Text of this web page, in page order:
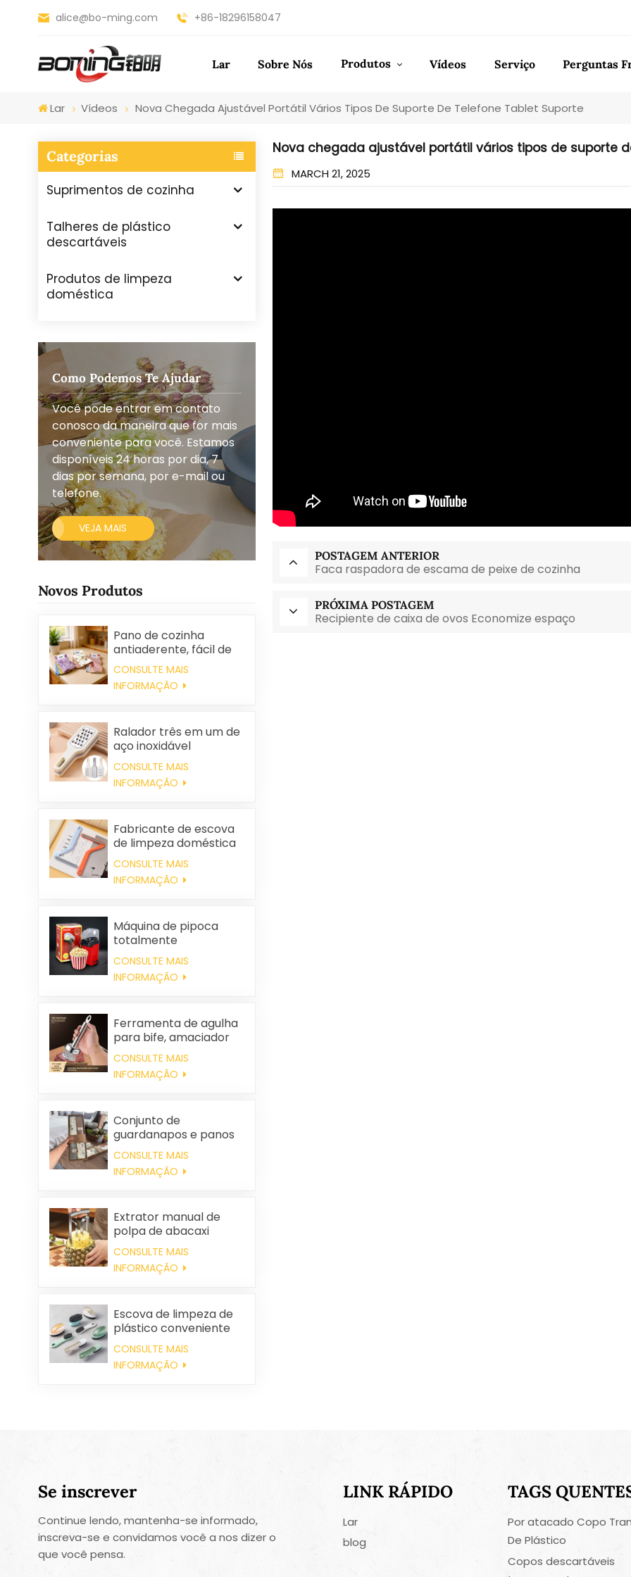
alice@bo-ming.com +86-18296158047
Lar Sobre Nós Produtos Vídeos Serviço Perguntas
Lar Vídeos Nova Chegada Ajustável Portátil Vários Tipos De Suporte De Telefone Tablet Suporte
Categorias
Suprimentos de cozinha
Talheres de plástico
descartáveis
Produtos de limpeza
doméstica
Como Podemos Te Ajudar
Você pode entrar em contato
conosco da maneira que for mais
conveniente para você. Estamos
disponíveis 24 horas por dia, 7
dias por semana, por e-mail ou
telefone.
VEJA MAIS
Novos Produtos
Pano de cozinha
antiaderente, fácil de
limpar, grosso,
estampado, quadrado,
em tecido de coral
CONSULTE MAIS
INFORMAÇÃO
Ralador três em um de
aço inoxidável
CONSULTE MAIS
INFORMAÇÃO
Fabricante de escova
de limpeza doméstica
de plástico para
roupas, removedora de
pelos estáticos
CONSULTE MAIS
INFORMAÇÃO
Máquina de pipoca
totalmente
automática, portátil e
para uso doméstico.
CONSULTE MAIS
INFORMAÇÃO
Ferramenta de agulha
para bife, amaciador
de carne
CONSULTE MAIS
INFORMAÇÃO
Conjunto de
guardanapos e panos
de limpeza quadrados
de algodão
personalizados para
CONSULTE MAIS
INFORMAÇÃO
Extrator manual de
polpa de abacaxi
CONSULTE MAIS
INFORMAÇÃO
Escova de limpeza de
plástico conveniente
por atacado
CONSULTE MAIS
INFORMAÇÃO
Nova chegada ajustável portátil vários tipos de suporte
MARCH 21, 2025
POSTAGEM ANTERIOR
Faca raspadora de escama de peixe de cozinha
PRÓXIMA POSTAGEM
Recipiente de caixa de ovos Economize espaço
Se inscrever
Continue lendo, mantenha-se informado,
inscreva-se e convidamos você a nos dizer o
que você pensa.
LINK RÁPIDO
Lar
blog
TAGS
Por atacado Copo
De Plástico
Copos descartáveis